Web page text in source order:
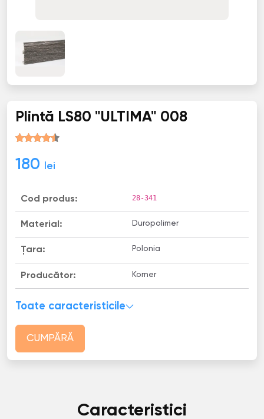
Plintă LS80 "ULTIMA" 008
180 lei
Cod produs: 28-341
Material: Duropolimer
Țara: Polonia
Producător: Korner
Toate caracteristicile
CUMPĂRĂ
Caracteristici